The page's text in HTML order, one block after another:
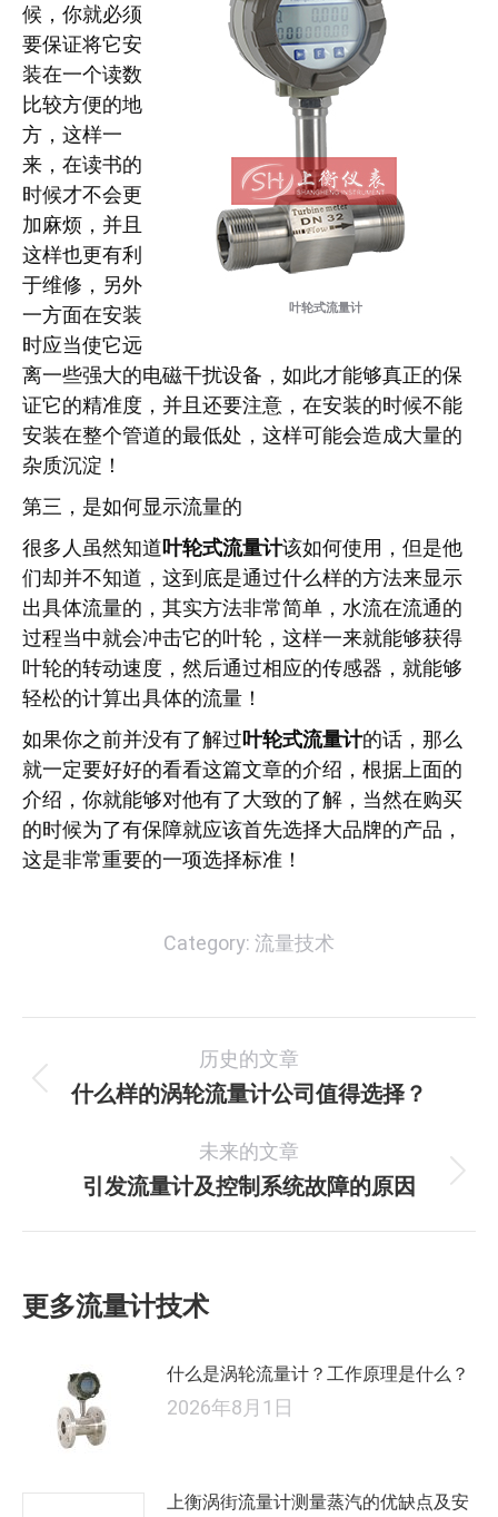
叶轮式流量计
候，你就必须
要保证将它安
装在一个读数
比较方便的地
方，这样一
来，在读书的
时候才不会更
加麻烦，并且
这样也更有利
于维修，另外
一方面在安装
时应当使它远
离一些强大的电磁干扰设备，如此才能够真正的保
证它的精准度，并且还要注意，在安装的时候不能
安装在整个管道的最低处，这样可能会造成大量的
杂质沉淀！
第三，是如何显示流量的
很多人虽然知道叶轮式流量计该如何使用，但是他
们却并不知道，这到底是通过什么样的方法来显示
出具体流量的，其实方法非常简单，水流在流通的
过程当中就会冲击它的叶轮，这样一来就能够获得
叶轮的转动速度，然后通过相应的传感器，就能够
轻松的计算出具体的流量！
如果你之前并没有了解过叶轮式流量计的话，那么
就一定要好好的看看这篇文章的介绍，根据上面的
介绍，你就能够对他有了大致的了解，当然在购买
的时候为了有保障就应该首先选择大品牌的产品，
这是非常重要的一项选择标准！
Category: 流量技术
章
历史的文章
历
的
文
什么样的涡轮流量计公司值得选择？
未来的文章
未
引发流量计及控制系统故障的原因
更多流量计技术
什么是涡轮流量计？工作原理是什么？
2026年8月1日
上衡涡街流量计测量蒸汽的优缺点及安